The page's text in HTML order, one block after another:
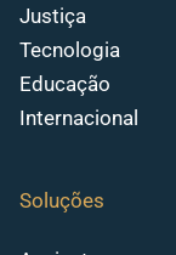
Justiça
Tecnologia
Educação
Internacional
Soluções